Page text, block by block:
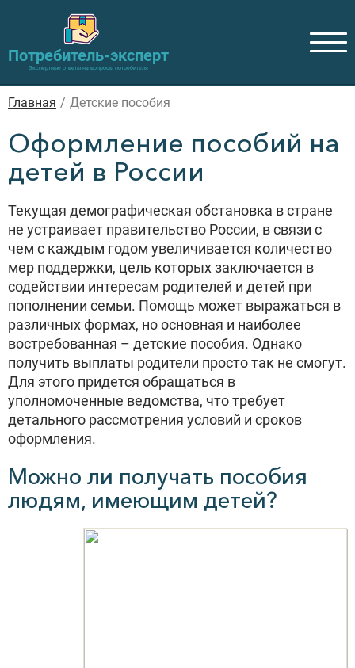
Потребитель-эксперт
Экспертные ответы на вопросы потребителя
Главная / Детские пособия
Оформление пособий на
детей в России
Текущая демографическая обстановка в стране
не устраивает правительство России, в связи с
чем с каждым годом увеличивается количество
мер поддержки, цель которых заключается в
содействии интересам родителей и детей при
пополнении семьи. Помощь может выражаться в
различных формах, но основная и наиболее
востребованная – детские пособия. Однако
получить выплаты родители просто так не смогут.
Для этого придется обращаться в
уполномоченные ведомства, что требует
детального рассмотрения условий и сроков
оформления.
Можно ли получать пособия
людям, имеющим детей?